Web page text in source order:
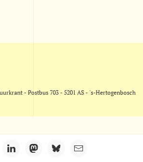
- Postbus 703 - 5201 AS - 's-Hertogenbosch